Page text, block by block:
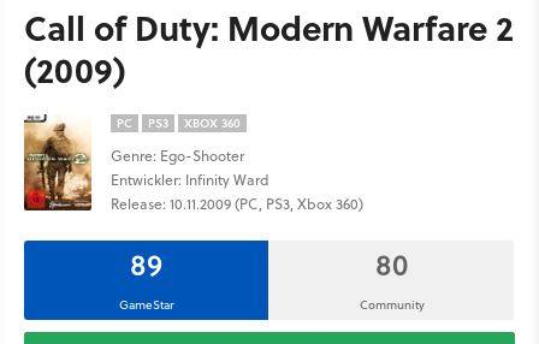
Call of Duty: Modern Warfare 2
(2009)
PC PS3 XBOX 360
Genre: Ego-Shooter
Entwickler: Infinity Ward
Release: 10.11.2009 (PC, PS3, Xbox 360)
89
GameStar
80
Community